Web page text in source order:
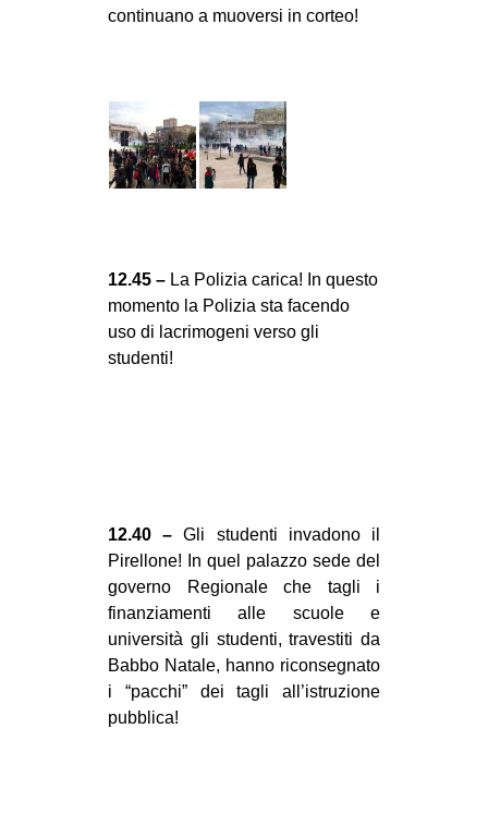
MUSICA
INTERNAZIONALE
AFRICA
AMERICHE
MONDO
bsky
ms
SEARCH
continuano a muoversi in corteo!
12.45 – La Polizia carica! In questo
momento la Polizia sta facendo
uso di lacrimogeni verso gli
studenti!
12.40 – Gli studenti invadono il
Pirellone! In quel palazzo sede del
governo Regionale che tagli i
finanziamenti alle scuole e
università gli studenti, travestiti da
Babbo Natale, hanno riconsegnato
i “pacchi” dei tagli all’istruzione
pubblica!